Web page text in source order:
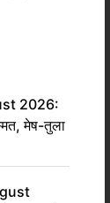
2026:
मेष-तुला